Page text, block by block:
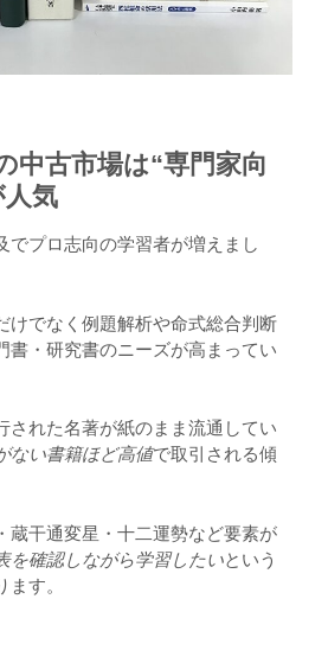
中古市場は“専門家向
気
でプロ志向の学習者が増えまし
けでなく例題解析や命式総合判断
書・研究書のニーズが高まってい
された名著が紙のまま流通してい
ない書籍ほど高値で取引される傾
蔵干通変星・十二運勢など要素が
を確認しながら学習したいという
す。